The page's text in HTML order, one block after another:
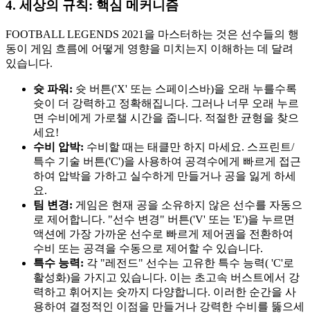
4. 세상의 규칙: 핵심 메커니즘
FOOTBALL LEGENDS 2021을 마스터하는 것은 선수들의 행
동이 게임 흐름에 어떻게 영향을 미치는지 이해하는 데 달려
있습니다.
슛 파워: 슛 버튼('X' 또는 스페이스바)을 오래 누를수록
슛이 더 강력하고 정확해집니다. 그러나 너무 오래 누르
면 수비에게 가로챌 시간을 줍니다. 적절한 균형을 찾으
세요!
수비 압박: 수비할 때는 태클만 하지 마세요. 스프린트/
특수 기술 버튼('C')을 사용하여 공격수에게 빠르게 접근
하여 압박을 가하고 실수하게 만들거나 공을 잃게 하세
요.
팀 변경: 게임은 현재 공을 소유하지 않은 선수를 자동으
로 제어합니다. "선수 변경" 버튼('V' 또는 'E')을 누르면
액션에 가장 가까운 선수로 빠르게 제어권을 전환하여
수비 또는 공격을 수동으로 제어할 수 있습니다.
특수 능력: 각 "레전드" 선수는 고유한 특수 능력( 'C'로
활성화)을 가지고 있습니다. 이는 초고속 버스트에서 강
력하고 휘어지는 슛까지 다양합니다. 이러한 순간을 사
용하여 결정적인 이점을 만들거나 강력한 수비를 뚫으세